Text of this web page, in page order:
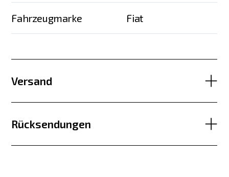
Fahrzeugmarke Fiat
Versand
Rücksendungen